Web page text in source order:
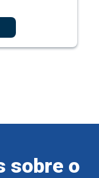
sobre o